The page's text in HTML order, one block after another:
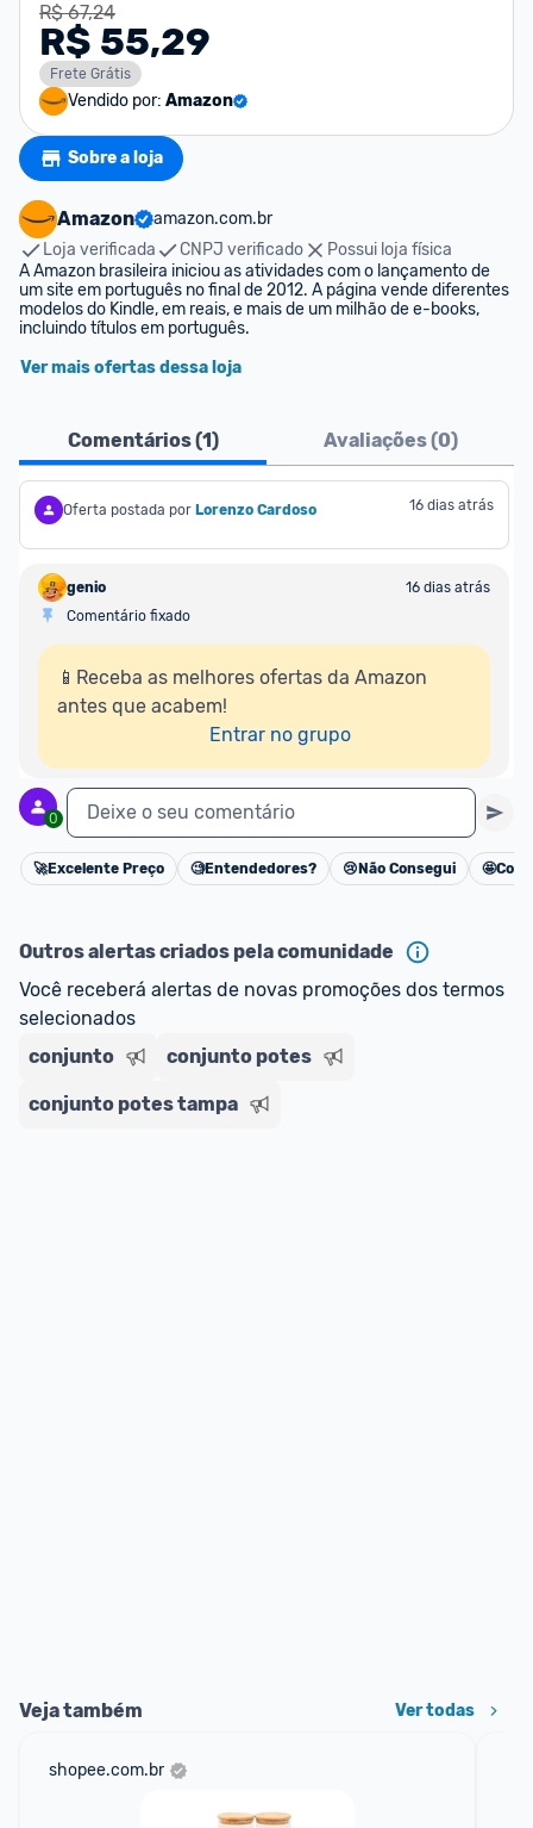
R$ 67,24
R$ 55,29
Frete Grátis
Vendido por: Amazon
Sobre a loja
Amazon
amazon.com.br
Loja verificada
CNPJ verificado
Possui loja física
A Amazon brasileira iniciou as atividades com o lançamento de
um site em português no final de 2012. A página vende diferentes
modelos do Kindle, em reais, e mais de um milhão de e-books,
incluindo títulos em português.
Ver mais ofertas dessa loja
Comentários (1) Avaliações (0)
Oferta postada por Lorenzo Cardoso 16 dias atrás
genio
16 dias atrás
Comentário fixado
📱Receba as melhores ofertas da Amazon
antes que acabem!
Entrar no grupo
0 Deixe o seu comentário
Cancelar
🚀Excelente Preço 🧐Entendedores? 😢 Não Consegui 🤩
Outros alertas criados pela comunidade
Você receberá alertas de novas promoções dos termos
selecionados
conjunto
conjunto potes
conjunto potes tampa
Veja também Ver todas
shopee.com.br